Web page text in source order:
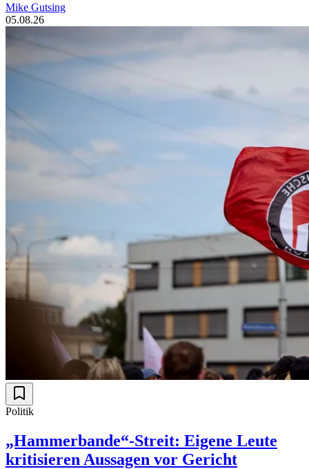
Mike Gutsing
05.08.26
Politik
„Hammerbande“-Streit: Eigene Leute
kritisieren Aussagen vor Gericht